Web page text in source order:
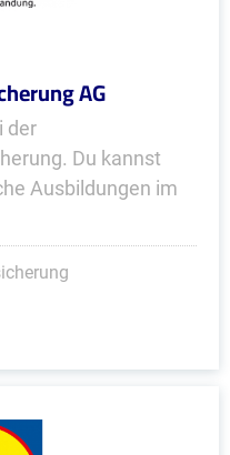
AG
der
Du kannst
Ausbildungen im